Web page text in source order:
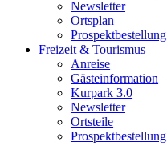
Newsletter
Ortsplan
Prospektbestellung
Freizeit & Tourismus
Anreise
Gästeinformation
Kurpark 3.0
Newsletter
Ortsteile
Prospektbestellung